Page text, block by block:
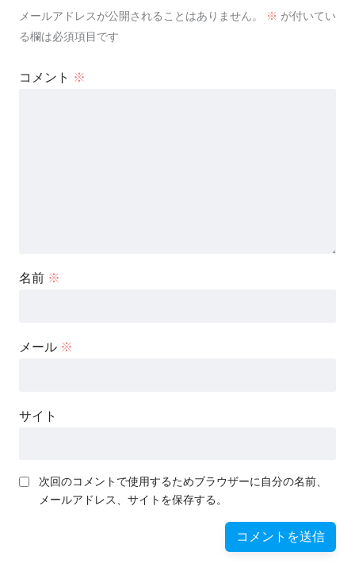
メールアドレスが公開されることはありません。 ※ が付いてい
る欄は必須項目です
コメント ※
名前 ※
メール ※
サイト
次回のコメントで使用するためブラウザーに自分の名前、
メールアドレス、サイトを保存する。